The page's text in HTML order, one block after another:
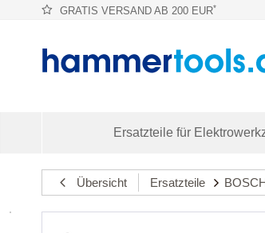
GRATIS VERSAND AB 200 EUR*
Ersatzteile für
Übersicht Ersatzteile